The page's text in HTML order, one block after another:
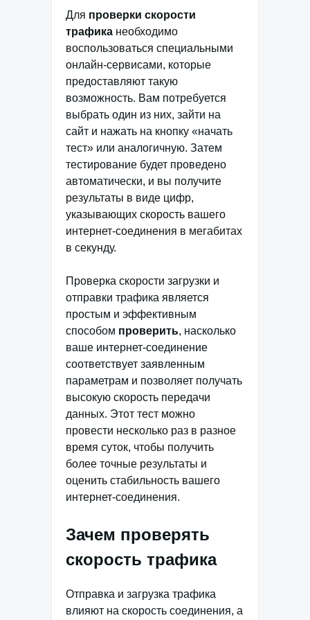
Для проверки скорости
трафика необходимо
воспользоваться специальными
онлайн-сервисами, которые
предоставляют такую
возможность. Вам потребуется
выбрать один из них, зайти на
сайт и нажать на кнопку «начать
тест» или аналогичную. Затем
тестирование будет проведено
автоматически, и вы получите
результаты в виде цифр,
указывающих скорость вашего
интернет-соединения в мегабитах
в секунду.
Проверка скорости загрузки и
отправки трафика является
простым и эффективным
способом проверить, насколько
ваше интернет-соединение
соответствует заявленным
параметрам и позволяет получать
высокую скорость передачи
данных. Этот тест можно
провести несколько раз в разное
время суток, чтобы получить
более точные результаты и
оценить стабильность вашего
интернет-соединения.
Зачем проверять
скорость трафика
Отправка и загрузка трафика
влияют на скорость соединения, а